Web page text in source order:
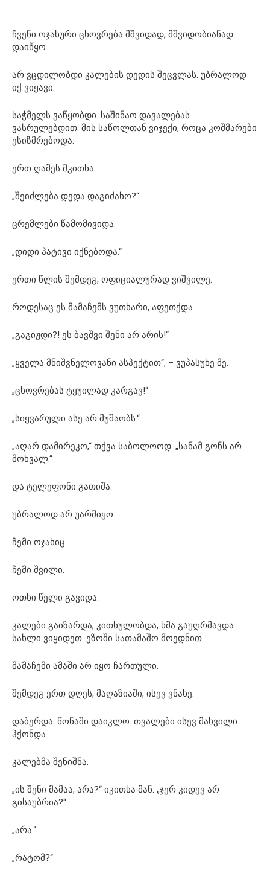
ჩვენი ოჯახური ცხოვრება მშვიდად, მშვიდობიანად
დაიწყო.
არ ვცდილობდი კალების დედის შეცვლას. უბრალოდ
იქ ვიყავი.
საჭმელს ვაწყობდი. საშინაო დავალებას
ვასრულებდით. მის საწოლთან ვიჯექი, როცა კოშმარები
ესიზმრებოდა.
ერთ ღამეს მკითხა:
„შეიძლება დედა დაგიძახო?“
ცრემლები წამომივიდა.
„დიდი პატივი იქნებოდა.“
ერთი წლის შემდეგ, ოფიციალურად ვიშვილე.
როდესაც ეს მამაჩემს ვუთხარი, აფეთქდა.
„გაგიჟდი?! ეს ბავშვი შენი არ არის!“
„ყველა მნიშვნელოვანი ასპექტით“, – ვუპასუხე მე.
„ცხოვრებას ტყუილად კარგავ!“
„სიყვარული ასე არ მუშაობს.“
„აღარ დამირეკო,“ თქვა საბოლოოდ. „სანამ გონს არ
მოხვალ.“
და ტელეფონი გათიშა.
უბრალოდ არ უარმიყო.
ჩემი ოჯახიც.
ჩემი შვილი.
ოთხი წელი გავიდა.
კალები გაიზარდა, კითხულობდა, ხმა გაუღრმავდა.
სახლი ვიყიდეთ. ეზოში სათამაშო მოედნით.
მამაჩემი ამაში არ იყო ჩართული.
შემდეგ ერთ დღეს, მაღაზიაში, ისევ ვნახე.
დაბერდა. წონაში დაიკლო. თვალები ისევ მახვილი
ჰქონდა.
კალებმა შენიშნა.
„ის შენი მამაა, არა?“ იკითხა მან. „ჯერ კიდევ არ
გისაუბრია?“
„არა.“
„რატომ?“